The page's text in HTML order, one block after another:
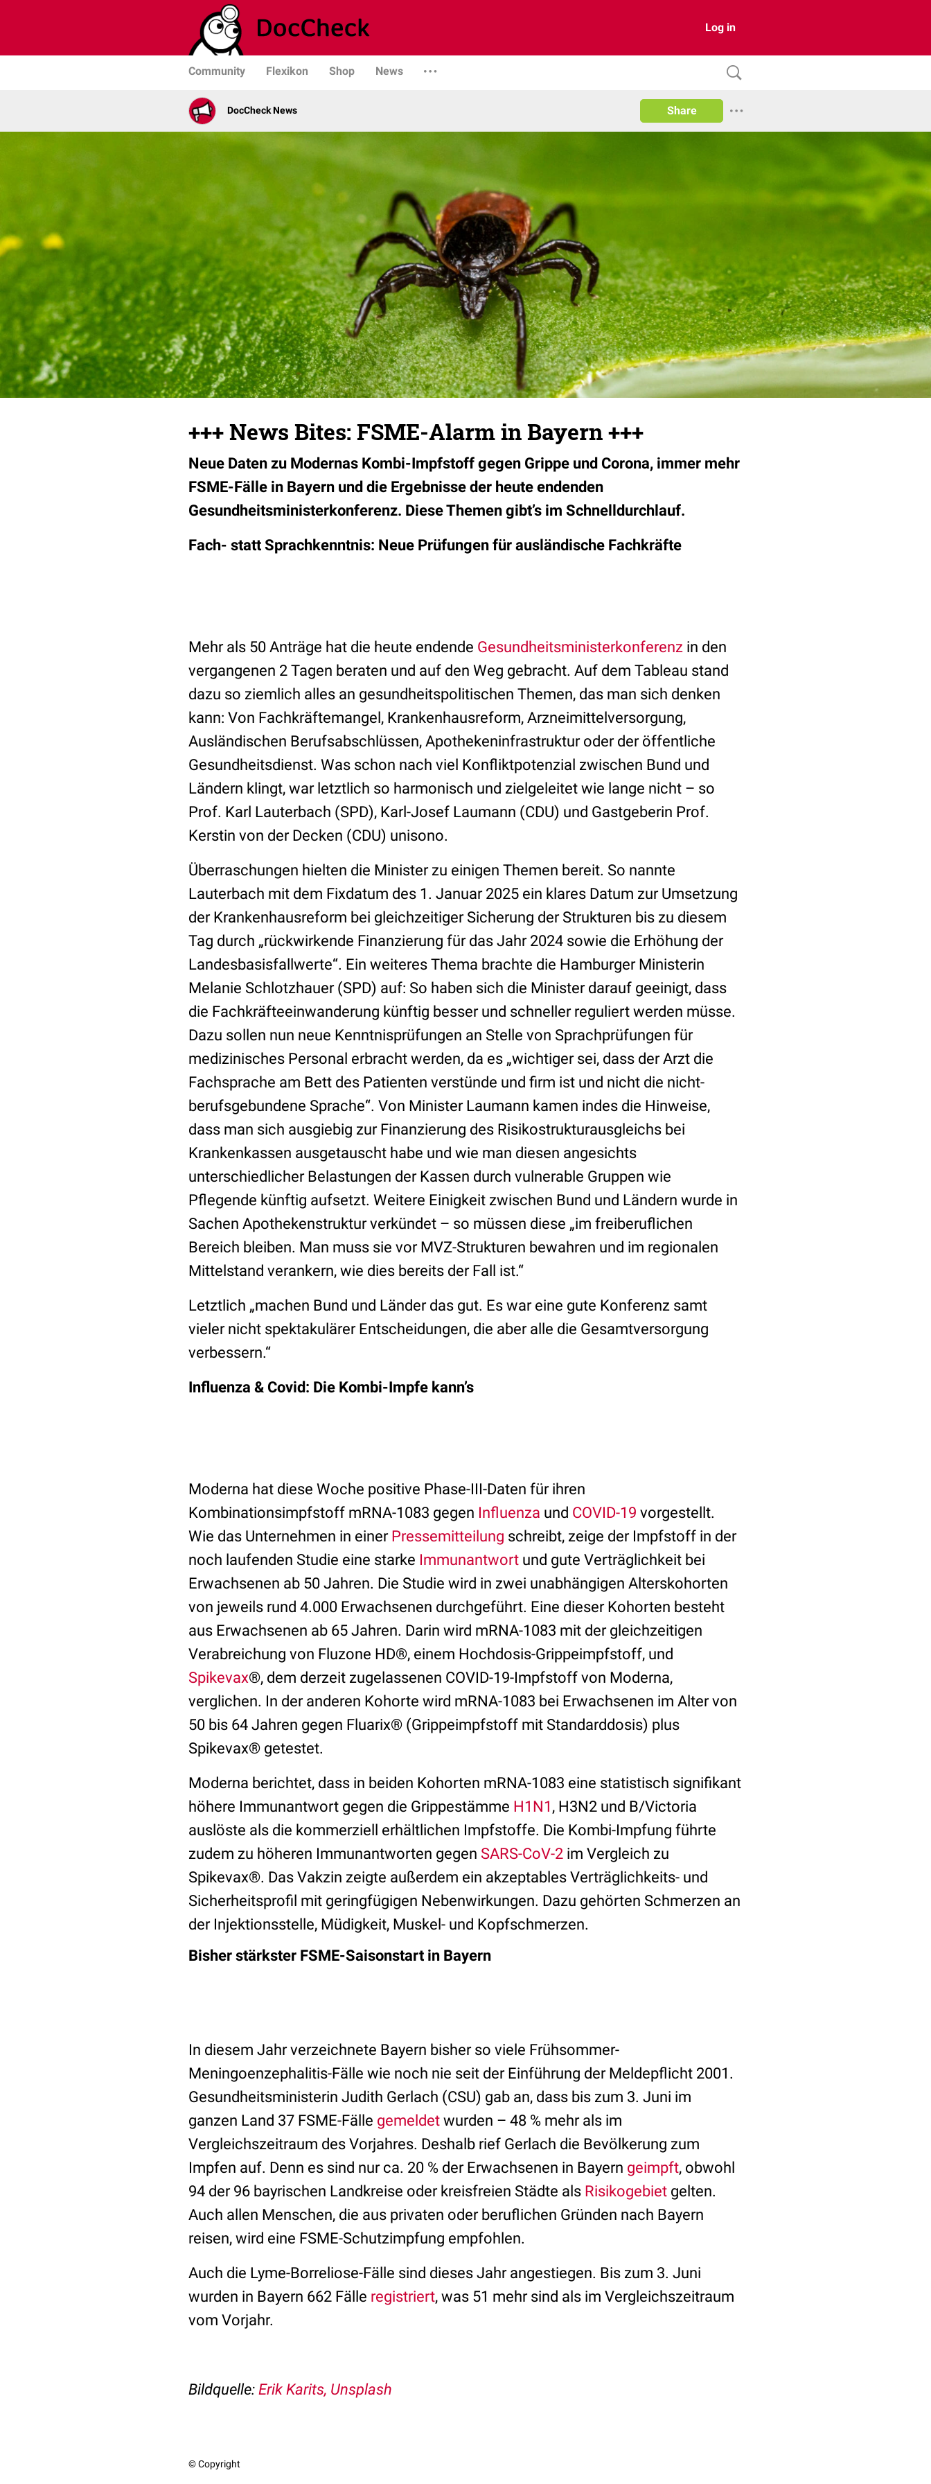
Log in
Community Flexikon Shop News
DocCheck News Share
+++ News Bites: FSME-Alarm in Bayern +++
Neue Daten zu Modernas Kombi-Impfstoff gegen Grippe und Corona, immer mehr
FSME-Fälle in Bayern und die Ergebnisse der heute endenden
Gesundheitsministerkonferenz. Diese Themen gibt’s im Schnelldurchlauf.
Fach- statt Sprachkenntnis: Neue Prüfungen für ausländische Fachkräfte
Mehr als 50 Anträge hat die heute endende Gesundheitsministerkonferenz in den
vergangenen 2 Tagen beraten und auf den Weg gebracht. Auf dem Tableau stand
dazu so ziemlich alles an gesundheitspolitischen Themen, das man sich denken
kann: Von Fachkräftemangel, Krankenhausreform, Arzneimittelversorgung,
Ausländischen Berufsabschlüssen, Apothekeninfrastruktur oder der öffentliche
Gesundheitsdienst. Was schon nach viel Konfliktpotenzial zwischen Bund und
Ländern klingt, war letztlich so harmonisch und zielgeleitet wie lange nicht – so
Prof. Karl Lauterbach (SPD), Karl-Josef Laumann (CDU) und Gastgeberin Prof.
Kerstin von der Decken (CDU) unisono.
Überraschungen hielten die Minister zu einigen Themen bereit. So nannte
Lauterbach mit dem Fixdatum des 1. Januar 2025 ein klares Datum zur Umsetzung
der Krankenhausreform bei gleichzeitiger Sicherung der Strukturen bis zu diesem
Tag durch „rückwirkende Finanzierung für das Jahr 2024 sowie die Erhöhung der
Landesbasisfallwerte“. Ein weiteres Thema brachte die Hamburger Ministerin
Melanie Schlotzhauer (SPD) auf: So haben sich die Minister darauf geeinigt, dass
die Fachkräfteeinwanderung künftig besser und schneller reguliert werden müsse.
Dazu sollen nun neue Kenntnisprüfungen an Stelle von Sprachprüfungen für
medizinisches Personal erbracht werden, da es „wichtiger sei, dass der Arzt die
Fachsprache am Bett des Patienten verstünde und firm ist und nicht die nicht-
berufsgebundene Sprache“. Von Minister Laumann kamen indes die Hinweise,
dass man sich ausgiebig zur Finanzierung des Risikostrukturausgleichs bei
Krankenkassen ausgetauscht habe und wie man diesen angesichts
unterschiedlicher Belastungen der Kassen durch vulnerable Gruppen wie
Pflegende künftig aufsetzt. Weitere Einigkeit zwischen Bund und Ländern wurde in
Sachen Apothekenstruktur verkündet – so müssen diese „im freiberuflichen
Bereich bleiben. Man muss sie vor MVZ-Strukturen bewahren und im regionalen
Mittelstand verankern, wie dies bereits der Fall ist.“
Letztlich „machen Bund und Länder das gut. Es war eine gute Konferenz samt
vieler nicht spektakulärer Entscheidungen, die aber alle die Gesamtversorgung
verbessern.“
Influenza & Covid: Die Kombi-Impfe kann’s
Moderna hat diese Woche positive Phase-III-Daten für ihren
Kombinationsimpfstoff mRNA-1083 gegen Influenza und COVID-19 vorgestellt.
Wie das Unternehmen in einer Pressemitteilung schreibt, zeige der Impfstoff in der
noch laufenden Studie eine starke Immunantwort und gute Verträglichkeit bei
Erwachsenen ab 50 Jahren. Die Studie wird in zwei unabhängigen Alterskohorten
von jeweils rund 4.000 Erwachsenen durchgeführt. Eine dieser Kohorten besteht
aus Erwachsenen ab 65 Jahren. Darin wird mRNA-1083 mit der gleichzeitigen
Verabreichung von Fluzone HD®, einem Hochdosis-Grippeimpfstoff, und
Spikevax®, dem derzeit zugelassenen COVID-19-Impfstoff von Moderna,
verglichen. In der anderen Kohorte wird mRNA-1083 bei Erwachsenen im Alter von
50 bis 64 Jahren gegen Fluarix® (Grippeimpfstoff mit Standarddosis) plus
Spikevax® getestet.
Moderna berichtet, dass in beiden Kohorten mRNA-1083 eine statistisch signifikant
höhere Immunantwort gegen die Grippestämme H1N1 , H3N2 und B/Victoria
auslöste als die kommerziell erhältlichen Impfstoffe. Die Kombi-Impfung führte
zudem zu höheren Immunantworten gegen SARS-CoV-2 im Vergleich zu
Spikevax®. Das Vakzin zeigte außerdem ein akzeptables Verträglichkeits- und
Sicherheitsprofil mit geringfügigen Nebenwirkungen. Dazu gehörten Schmerzen an
der Injektionsstelle, Müdigkeit, Muskel- und Kopfschmerzen.
Bisher stärkster FSME-Saisonstart in Bayern
In diesem Jahr verzeichnete Bayern bisher so viele Frühsommer-
Meningoenzephalitis-Fälle wie noch nie seit der Einführung der Meldepflicht 2001.
Gesundheitsministerin Judith Gerlach (CSU) gab an, dass bis zum 3. Juni im
ganzen Land 37 FSME-Fälle gemeldet wurden – 48 % mehr als im
Vergleichszeitraum des Vorjahres. Deshalb rief Gerlach die Bevölkerung zum
Impfen auf. Denn es sind nur ca. 20 % der Erwachsenen in Bayern geimpft, obwohl
94 der 96 bayrischen Landkreise oder kreisfreien Städte als Risikogebiet gelten.
Auch allen Menschen, die aus privaten oder beruflichen Gründen nach Bayern
reisen, wird eine FSME-Schutzimpfung empfohlen.
Auch die Lyme-Borreliose-Fälle sind dieses Jahr angestiegen. Bis zum 3. Juni
wurden in Bayern 662 Fälle registriert, was 51 mehr sind als im Vergleichszeitraum
vom Vorjahr.
Bildquelle: Erik Karits, Unsplash
© Copyright